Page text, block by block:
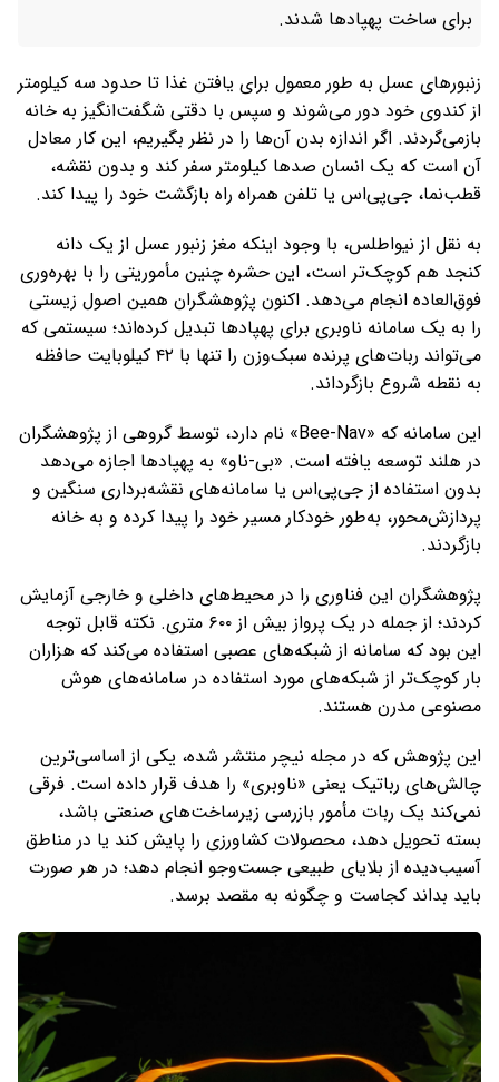
برای ساخت پهپادها شدند.
زنبورهای عسل به ‌طور معمول برای یافتن غذا تا حدود سه کیلومتر
از کندوی خود دور می‌شوند و سپس با دقتی شگفت‌انگیز به خانه
بازمی‌گردند. اگر اندازه بدن آن‌ها را در نظر بگیریم، این کار معادل
آن است که یک انسان صدها کیلومتر سفر کند و بدون نقشه،
قطب‌نما، جی‌پی‌اس یا تلفن همراه راه بازگشت خود را پیدا کند.
به نقل از نیواطلس، با وجود اینکه مغز زنبور عسل از یک دانه
کنجد هم کوچک‌تر است، این حشره چنین مأموریتی را با بهره‌وری
فوق‌العاده انجام می‌دهد. اکنون پژوهشگران همین اصول زیستی
را به یک سامانه ناوبری برای پهپادها تبدیل کرده‌اند؛ سیستمی که
می‌تواند ربات‌های پرنده سبک‌وزن را تنها با ۴۲ کیلوبایت حافظه
به نقطه شروع بازگرداند.
این سامانه که «Bee-Nav» نام دارد، توسط گروهی از پژوهشگران
در هلند توسعه یافته است. «بی‌-ناو» به پهپادها اجازه می‌دهد
بدون استفاده از جی‌پی‌اس یا سامانه‌های نقشه‌برداری سنگین و
پردازش‌محور، به‌طور خودکار مسیر خود را پیدا کرده و به خانه
بازگردند.
پژوهشگران این فناوری را در محیط‌های داخلی و خارجی آزمایش
کردند؛ از جمله در یک پرواز بیش از ۶۰۰ متری. نکته قابل توجه
این بود که سامانه از شبکه‌های عصبی‌ استفاده می‌کند که هزاران
بار کوچک‌تر از شبکه‌های مورد استفاده در سامانه‌های هوش
مصنوعی مدرن هستند.
این پژوهش که در مجله نیچر منتشر شده، یکی از اساسی‌ترین
چالش‌های رباتیک یعنی «ناوبری» را هدف قرار داده است. فرقی
نمی‌کند یک ربات مأمور بازرسی زیرساخت‌های صنعتی باشد،
بسته تحویل دهد، محصولات کشاورزی را پایش کند یا در مناطق
آسیب‌دیده از بلایای طبیعی جست‌وجو انجام دهد؛ در هر صورت
باید بداند کجاست و چگونه به مقصد برسد.